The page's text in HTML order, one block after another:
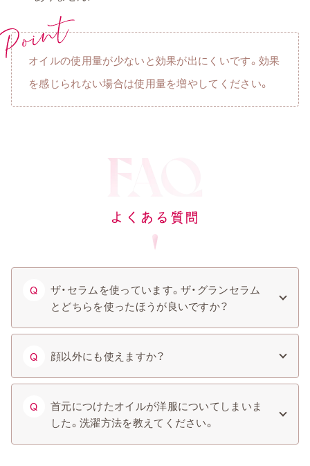
オイルの使用量が少ないと効果が出にくいです。効果
を感じられない場合は使用量を増やしてください。
よくある質問
Q
ザ・セラムを使っています。ザ・グランセラム
とどちらを使ったほうが良いですか？
Q 顔以外にも使えますか？
Q
首元につけたオイルが洋服についてしまいま
した。洗濯方法を教えてください。